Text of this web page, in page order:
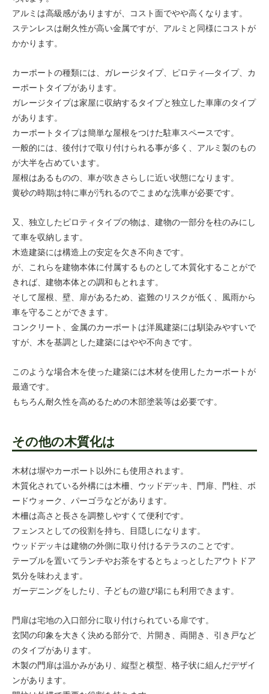
アルミは高級感がありますが、コスト面でやや高くなります。
ステンレスは耐久性が高い金属ですが、アルミと同様にコストが
かかります。
カーポートの種類には、ガレージタイプ、ピロティ―タイプ、カ
ーポートタイプがあります。
ガレージタイプは家屋に収納するタイプと独立した車庫のタイプ
があります。
カーポートタイプは簡単な屋根をつけた駐車スペースです。
一般的には、後付けで取り付けられる事が多く、アルミ製のもの
が大半を占めています。
屋根はあるものの、車が吹きさらしに近い状態になります。
黄砂の時期は特に車が汚れるのでこまめな洗車が必要です。
又、独立したピロティタイプの物は、建物の一部分を柱のみにし
て車を収納します。
木造建築には構造上の安定を欠き不向きです。
が、これらを建物本体に付属するものとして木質化することがで
きれば、建物本体との調和もとれます。
そして屋根、壁、扉があるため、盗難のリスクが低く、風雨から
車を守ることができます。
コンクリート、金属のカーポートは洋風建築には馴染みやすいで
すが、木を基調とした建築にはやや不向きです。
このような場合木を使った建築には木材を使用したカーポートが
最適です。
もちろん耐久性を高めるための木部塗装等は必要です。
その他の木質化は
木材は塀やカーポート以外にも使用されます。
木質化されている外構には木柵、ウッドデッキ、門扉、門柱、ボ
ードウォーク、パーゴラなどがあります。
木柵は高さと長さを調整しやすくて便利です。
フェンスとしての役割を持ち、目隠しになります。
ウッドデッキは建物の外側に取り付けるテラスのことです。
テーブルを置いてランチやお茶をするとちょっとしたアウトドア
気分を味わえます。
ガーデニングをしたり、子どもの遊び場にも利用できます。
門扉は宅地の入口部分に取り付けられている扉です。
玄関の印象を大きく決める部分で、片開き、両開き、引き戸など
のタイプがあります。
木製の門扉は温かみがあり、縦型と横型、格子状に組んだデザイ
ンがあります。